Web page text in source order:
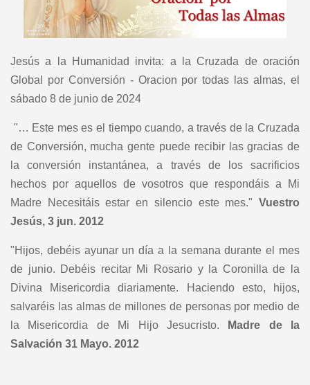
Jesús a la Humanidad invita: a la Cruzada de oración
Global por Conversión - Oracion por todas las almas, el
sábado 8 de junio de 2024
"… Este mes es el tiempo cuando, a través de la Cruzada
de Conversión, mucha gente puede recibir las gracias de
la conversión instantánea, a través de los sacrificios
hechos por aquellos de vosotros que respondáis a Mi
Madre Necesitáis estar en silencio este mes."Vuestro
Jesús, 3 jun. 2012
"Hijos, debéis ayunar un día a la semana durante el mes
de junio. Debéis recitar Mi Rosario y la Coronilla de la
Divina Misericordia diariamente. Haciendo esto, hijos,
salvaréis las almas de millones de personas por medio de
la Misericordia de Mi Hijo Jesucristo.
Madre de la
Salvación 31 Mayo. 2012